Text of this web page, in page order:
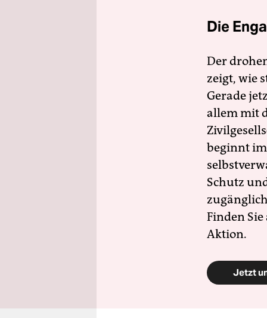
Die
Der
zeigt, wie
Gerade
allem mit
beginnt
Schutz
Finden
Aktion.
Jetzt